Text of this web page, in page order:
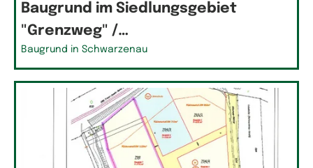
Baugrund im Siedlungsgebiet
"Grenzweg" /…
Baugrund in Schwarzenau